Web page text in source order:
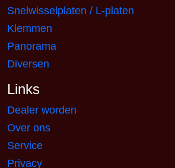
Snelwisselplaten / L-platen
Klemmen
Panorama
Diversen
Links
Dealer worden
Over ons
Service
Privacy